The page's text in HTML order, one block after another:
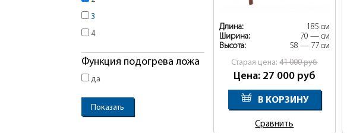
3
4
Функция подогрева ложа
да
Длина:
185 см
Ширина:
70 — см
Высота:
58 — 77 см
Cтарая цена:41 000руб
Цена: 27 000 руб
В КОРЗИНУ
Сравнить